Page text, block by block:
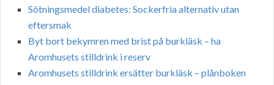
Sötningsmedel diabetes: Sockerfria alternativ utan
eftersmak
Byt bort bekymren med brist på burkläsk – ha
Aromhusets stilldrink i reserv
Aromhusets stilldrink ersätter burkläsk – plånboken